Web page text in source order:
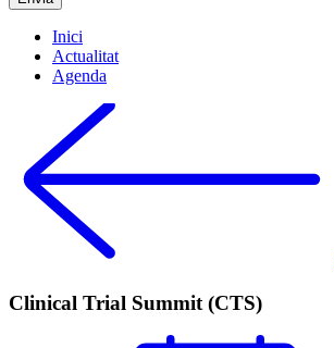
Inici
Actualitat
Agenda
Clinical Trial Summit (CTS)